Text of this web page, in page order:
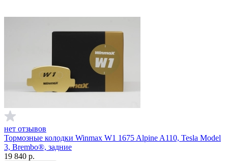
нет отзывов
Тормозные колодки Winmax W1 1675 Alpine A110, Tesla Model
3, Brembo®, задние
19 840 р.